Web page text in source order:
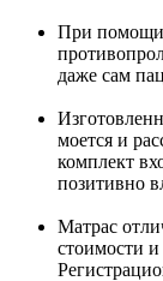
При помощи
даже сам
моется и
комплект
позитивно
Матрас
стоимости